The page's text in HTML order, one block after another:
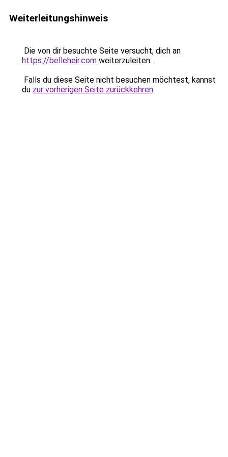
Weiterleitungshinweis
Die von dir besuchte Seite versucht, dich an
https://belleheir.com weiterzuleiten.
Falls du diese Seite nicht besuchen möchtest, kannst
du zur vorherigen Seite zurückkehren.